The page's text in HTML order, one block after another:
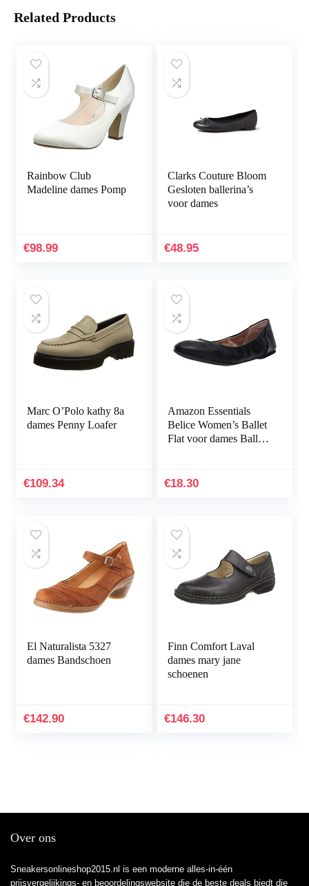
Related Products
Rainbow Club
Madeline dames Pomp
€98.99
Clarks Couture Bloom
Gesloten ballerina’s
voor dames
€48.95
Marc O’Polo kathy 8a
dames Penny Loafer
€109.34
Amazon Essentials
Belice Women’s Ballet
Flat voor dames Ballet
€18.30
El Naturalista 5327
dames Bandschoen
€142.90
Finn Comfort Laval
dames mary jane
schoenen
€146.30
Over ons
Sneakersonlineshop2015.nl is een moderne alles-in-één
prijsvergelijkings- en beoordelingswebsite die de beste deals biedt die